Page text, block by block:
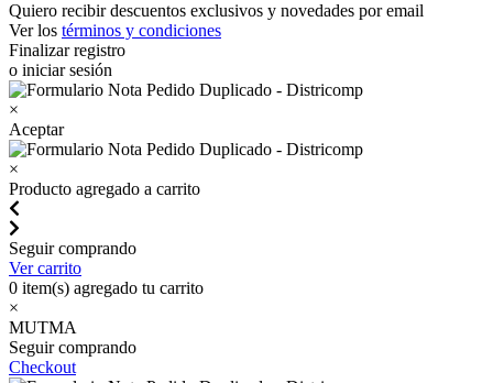
Quiero recibir descuentos exclusivos y novedades por email
Ver los términos y condiciones
Finalizar registro
o iniciar sesión
×
Aceptar
×
Producto agregado a carrito
Seguir comprando
Ver carrito
0 item(s) agregado tu carrito
×
MUTMA
Seguir comprando
Checkout